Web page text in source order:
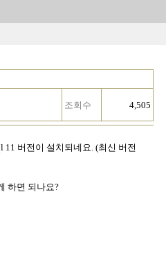
조회수 4,505
11 버전이 설치되네요. (최신 버전
하면 되나요?